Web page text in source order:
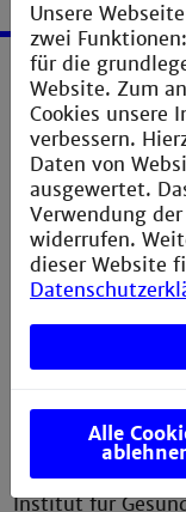
Service
Impressum
Erklärung zur
Sitemap
Kontakt
Institut für
Unsere
zwei
für die
Website. Zum
Cookies unsere
verbessern.
Daten von
ausgewertet.
Verwendung
widerrufen.
dieser Website
Alle